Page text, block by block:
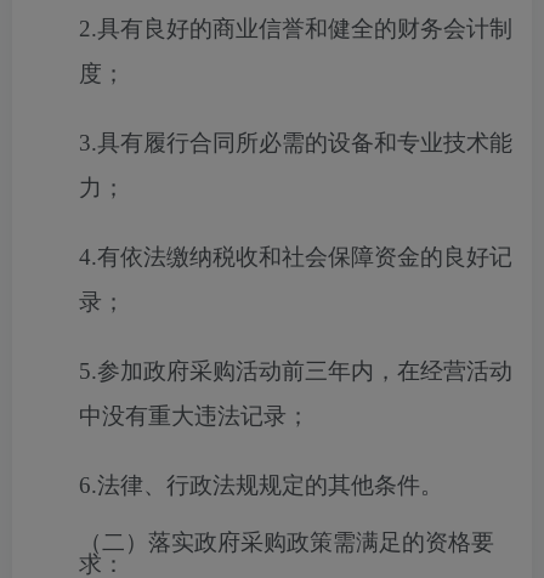
2.具有良好的商业信誉和健全的财务会计制
度；
3.具有履行合同所必需的设备和专业技术能
力；
4.有依法缴纳税收和社会保障资金的良好记
录；
5.参加政府采购活动前三年内，在经营活动
中没有重大违法记录；
6.法律、行政法规规定的其他条件。
（二）落实政府采购政策需满足的资格要
求：